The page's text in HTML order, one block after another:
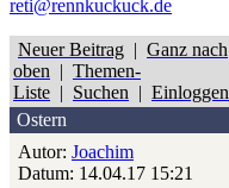
reti@rennkuckuck.de
Neuer Beitrag | Ganz nach
oben | Themen-
Liste | Suchen | Einloggen
Ostern
Autor: Joachim
Datum: 14.04.17 15:21